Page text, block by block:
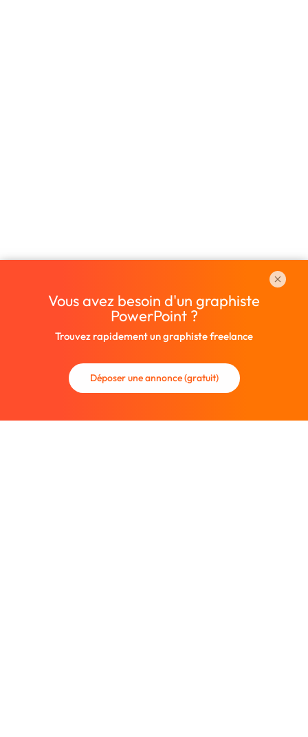
Vous avez besoin d'un graphiste
PowerPoint ?
Trouvez rapidement un graphiste freelance
Déposer une annonce (gratuit)